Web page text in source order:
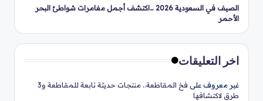
الصيف في السعودية 2026 …اكتشف أجمل مغامرات شواطئ البحر
الأحمر
اخر التعليقات
غير معروف على
فخ المقاطعة.. منتجات حديثة تابعة للمقاطعة و3
طرق لاكتشافها